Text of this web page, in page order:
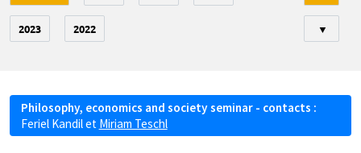
2023 2022 ▼
Philosophy, economics and society seminar - contacts :
Feriel Kandilet Miriam Teschl